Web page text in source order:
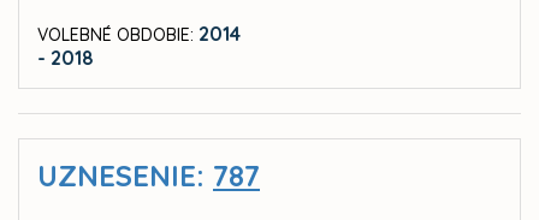
VOLEBNÉ OBDOBIE: 2014
- 2018
UZNESENIE: 787